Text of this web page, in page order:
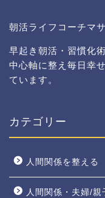
朝活ライフコーチマ
早起き朝活・習慣化
中心軸に整え毎日幸
ています。
カテゴリー
人間関係を整える
人間関係・夫婦/親